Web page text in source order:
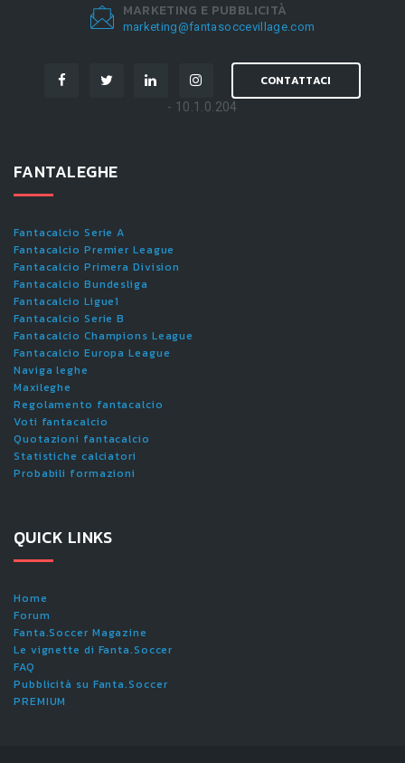
MARKETING E PUBBLICITÀ
marketing@fantasoccevillage.com
CONTATTACI
- 10.1.0.204
FANTALEGHE
Fantacalcio Serie A
Fantacalcio Premier League
Fantacalcio Primera Division
Fantacalcio Bundesliga
Fantacalcio Ligue1
Fantacalcio Serie B
Fantacalcio Champions League
Fantacalcio Europa League
Naviga leghe
Maxileghe
Regolamento fantacalcio
Voti fantacalcio
Quotazioni fantacalcio
Statistiche calciatori
Probabili formazioni
QUICK LINKS
Home
Forum
Fanta.Soccer Magazine
Le vignette di Fanta.Soccer
FAQ
Pubblicità su Fanta.Soccer
PREMIUM